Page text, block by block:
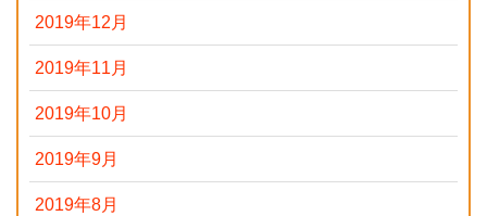
2019年12月
2019年11月
2019年10月
2019年9月
2019年8月